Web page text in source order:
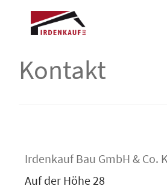
Kontakt
Irdenkauf Bau GmbH & Co.
Auf der Höhe 28